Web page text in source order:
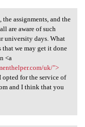
the assignments, and the
are aware of such
university days. What
we may get it done
<a
uk/">
opted for the service of
and I think that you